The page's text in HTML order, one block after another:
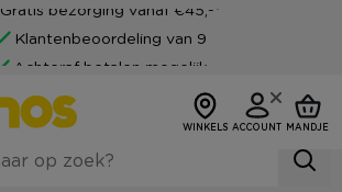
Gratis bezorging vanaf €45,-*
Klantenbeoordeling van 9
Achteraf betalen mogelijk
WINKELS ACCOUNT MANDJE